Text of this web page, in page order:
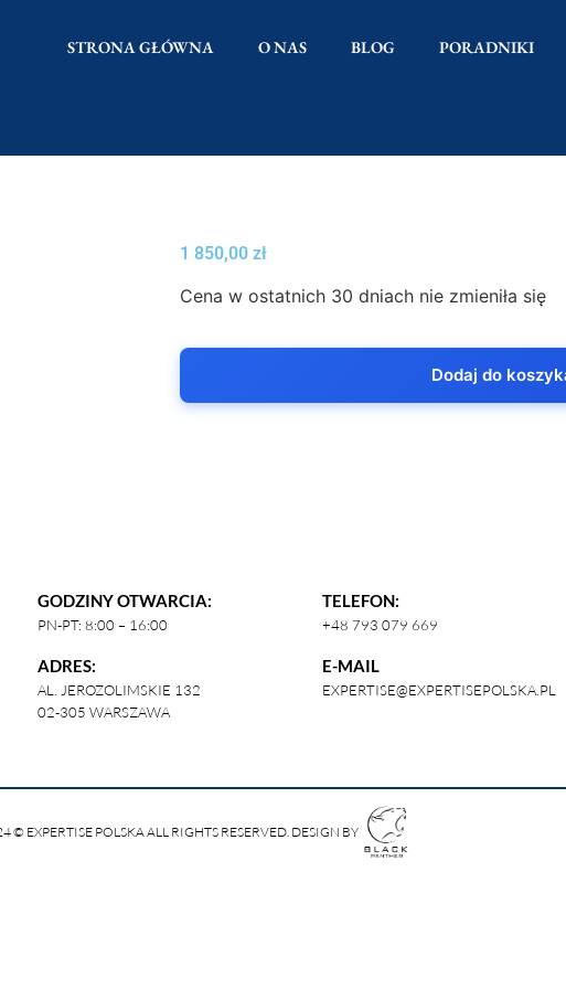
STRONA GŁÓWNA O NAS BLOG PORADNIKI
1 850,00 zł
Cena w ostatnich 30 dniach nie zmieniła się
Dodaj do
GODZINY OTWARCIA:
PN-PT: 8:00 – 16:00
ADRES:
AL. JEROZOLIMSKIE 132
02-305 WARSZAWA
TELEFON:
+48 793 079 669
E-MAIL
EXPERTISE@EXPERTISEPOLSKA.PL
© EXPERTISE POLSKA ALL RIGHTS RESERVED. DESIGN BY